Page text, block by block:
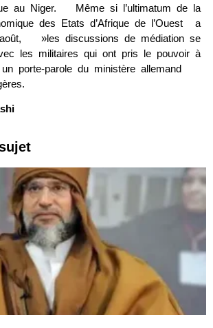
au Niger. Même si l’ultimatum de la
des Etats d’Afrique de l’Ouest a
»les discussions de médiation se
les militaires qui ont pris le pouvoir à
porte-parole du ministère allemand